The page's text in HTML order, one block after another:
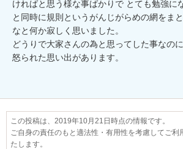
ければと思う様な事ばかりで とても勉強に
と同時に規則というがんじがらめの網をま
なと何か寂しく思いました。
どうりで大家さんの為と思ってした事なの
怒られた思い出があります。
この投稿は、2019年10月21日時点の情報です。
ご自身の責任のもと適法性・有用性を考慮してご
たします。